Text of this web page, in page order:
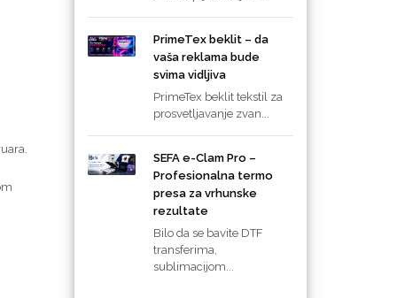
PrimeTex beklit – da
vaša reklama bude
svima vidljiva
PrimeTex beklit tekstil za
prosvetljavanje zvan...
SEFA e-Clam Pro –
Profesionalna termo
presa za vrhunske
rezultate
Bilo da se bavite DTF
transferima,
sublimacijom...